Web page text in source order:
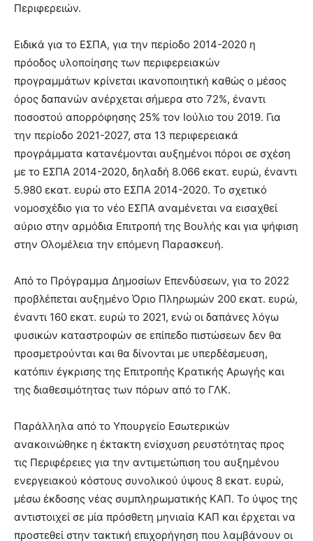
Περιφερειών.
Ειδικά για το ΕΣΠΑ, για την περίοδο 2014-2020 η
πρόοδος υλοποίησης των περιφερειακών
προγραμμάτων κρίνεται ικανοποιητική καθώς ο μέσος
όρος δαπανών ανέρχεται σήμερα στο 72%, έναντι
ποσοστού απορρόφησης 25% τον Ιούλιο του 2019. Για
την περίοδο 2021-2027, στα 13 περιφερειακά
προγράμματα κατανέμονται αυξημένοι πόροι σε σχέση
με το ΕΣΠΑ 2014-2020, δηλαδή 8.066 εκατ. ευρώ, έναντι
5.980 εκατ. ευρώ στο ΕΣΠΑ 2014-2020. Το σχετικό
νομοσχέδιο για το νέο ΕΣΠΑ αναμένεται να εισαχθεί
αύριο στην αρμόδια Επιτροπή της Βουλής και για ψήφιση
στην Ολομέλεια την επόμενη Παρασκευή.
Από το Πρόγραμμα Δημοσίων Επενδύσεων, για το 2022
προβλέπεται αυξημένο Όριο Πληρωμών 200 εκατ. ευρώ,
έναντι 160 εκατ. ευρώ το 2021, ενώ οι δαπάνες λόγω
φυσικών καταστροφών σε επίπεδο πιστώσεων δεν θα
προσμετρούνται και θα δίνονται με υπερδέσμευση,
κατόπιν έγκρισης της Επιτροπής Κρατικής Αρωγής και
της διαθεσιμότητας των πόρων από το ΓΛΚ.
Παράλληλα από το Υπουργείο Εσωτερικών
ανακοινώθηκε η έκτακτη ενίσχυση ρευστότητας προς
τις Περιφέρειες για την αντιμετώπιση του αυξημένου
ενεργειακού κόστους συνολικού ύψους 8 εκατ. ευρώ,
μέσω έκδοσης νέας συμπληρωματικής ΚΑΠ. Το ύψος της
αντιστοιχεί σε μία πρόσθετη μηνιαία ΚΑΠ και έρχεται να
προστεθεί στην τακτική επιχορήγηση που λαμβάνουν οι